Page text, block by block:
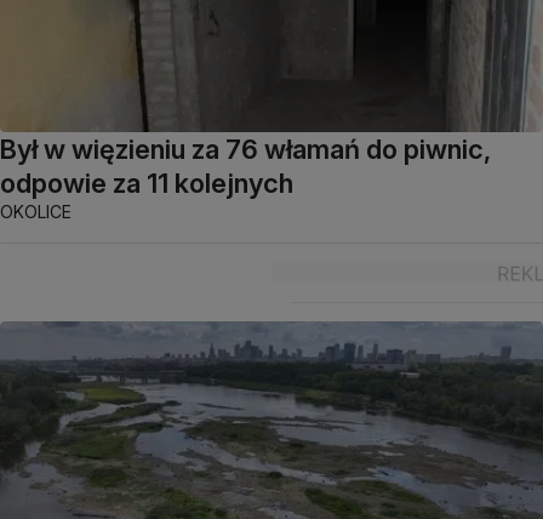
Był w więzieniu za 76 włamań do piwnic,
odpowie za 11 kolejnych
OKOLICE